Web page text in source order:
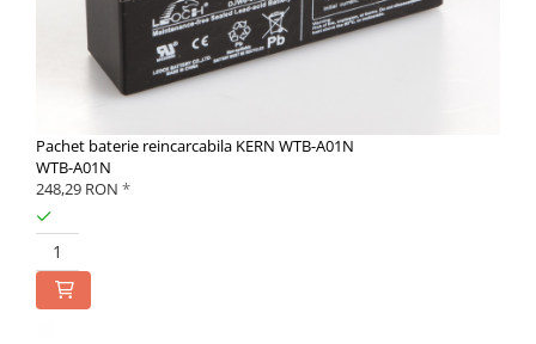
Pachet baterie reincarcabila KERN WTB-A01N
WTB-A01N
248,29 RON *